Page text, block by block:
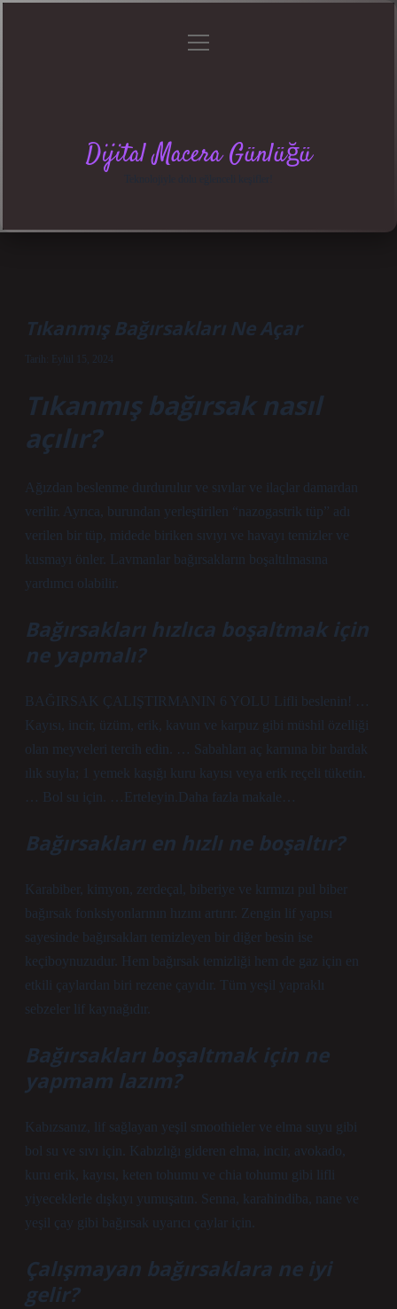
menüyü
Dijital Macera Günlüğü
Tıkanmış Bağırsakları Ne Açar
Tarih: Eylül 15, 2024
Tıkanmış bağırsak nasıl
açılır?
Ağızdan beslenme durdurulur ve sıvılar ve ilaçlar damardan
verilir. Ayrıca, burundan yerleştirilen “nazogastrik tüp” adı
verilen bir tüp, midede biriken sıvıyı ve havayı temizler ve
kusmayı önler. Lavmanlar bağırsakların boşaltılmasına
yardımcı olabilir.
Bağırsakları hızlıca boşaltmak için
ne yapmalı?
BAĞIRSAK ÇALIŞTIRMANIN 6 YOLU Lifli beslenin! …
Kayısı, incir, üzüm, erik, kavun ve karpuz gibi müshil özelliği
olan meyveleri tercih edin. … Sabahları aç karnına bir bardak
ılık suyla; 1 yemek kaşığı kuru kayısı veya erik reçeli tüketin.
… Bol su için. …Erteleyin.Daha fazla makale…
Bağırsakları en hızlı ne boşaltır?
Karabiber, kimyon, zerdeçal, biberiye ve kırmızı pul biber
bağırsak fonksiyonlarının hızını artırır. Zengin lif yapısı
sayesinde bağırsakları temizleyen bir diğer besin ise
keçiboynuzudur. Hem bağırsak temizliği hem de gaz için en
etkili çaylardan biri rezene çayıdır. Tüm yeşil yapraklı
sebzeler lif kaynağıdır.
Bağırsakları boşaltmak için ne
yapmam lazım?
Kabızsanız, lif sağlayan yeşil smoothieler ve elma suyu gibi
bol su ve sıvı için. Kabızlığı gideren elma, incir, avokado,
kuru erik, kayısı, keten tohumu ve chia tohumu gibi lifli
yiyeceklerle dışkıyı yumuşatın. Senna, karahindiba, nane ve
yeşil çay gibi bağırsak uyarıcı çaylar için.
Çalışmayan bağırsaklara ne iyi
gelir?